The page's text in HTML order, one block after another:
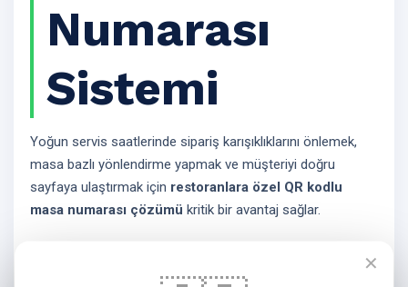
Numarası
Sistemi
Yoğun servis saatlerinde sipariş karışıklıklarını önlemek,
masa bazlı yönlendirme yapmak ve müşteriyi doğru
sayfaya ulaştırmak için restoranlara özel QR kodlu
masa numarası çözümü kritik bir avantaj sağlar.
✕